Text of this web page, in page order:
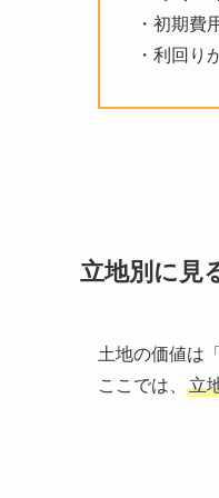
・初期費
・利回り
立地別に見
土地の価値は
ここでは、
立